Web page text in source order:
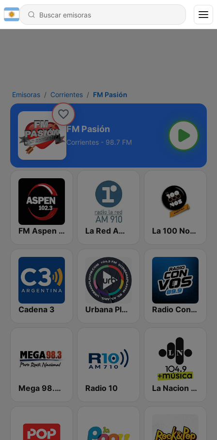
Emisoras Corrientes FM Pasión
FM Pasión
Corrientes - 98.7 FM
FM Aspen 102.3 La Red AM 910 La 100 Nogoyá
Cadena 3 Urbana Play 104.3 FM Radio Con Vos 89.9
Mega 98.3 FM Radio 10 La Nacion 104.9